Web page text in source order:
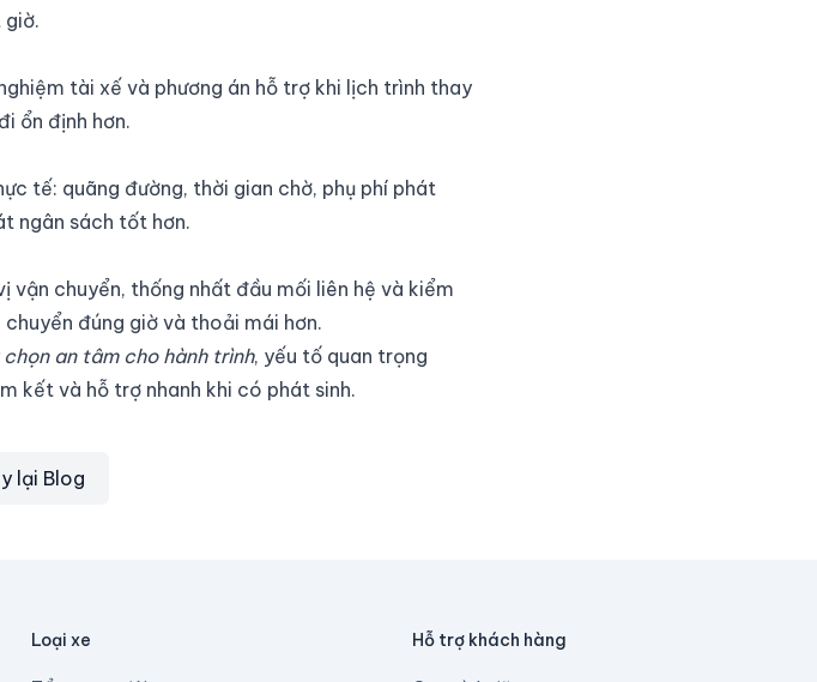
giờ.
tài xế và phương án hỗ trợ khi lịch trình thay
ổn định hơn.
tế: quãng đường, thời gian chờ, phụ phí phát
ngân sách tốt hơn.
chuyển, thống nhất đầu mối liên hệ và kiểm
đúng giờ và thoải mái hơn.
an tâm cho hành trình, yếu tố quan trọng
kết và hỗ trợ nhanh khi có phát sinh.
lại Blog
Loại xe Hỗ trợ khách hàng